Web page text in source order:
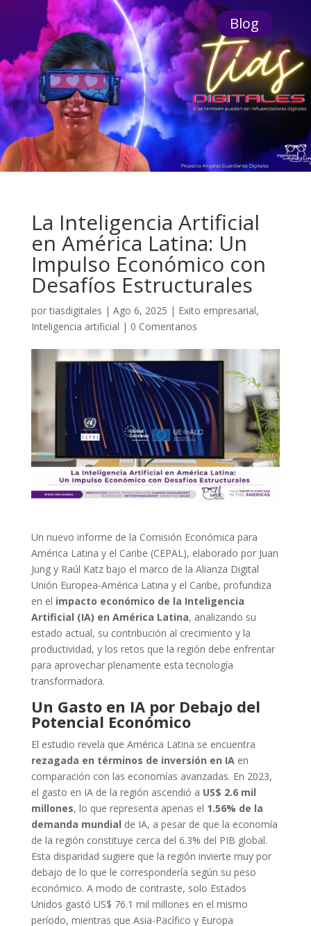
Blog
La Inteligencia Artificial
en América Latina: Un
Impulso Económico con
Desafíos Estructurales
portiasdigitales | Ago 6, 2025 | Exito empresarial,
Inteligencia artificial | 0 Comentarios
Un nuevo informe de la Comisión Económica para
América Latina y el Caribe (CEPAL), elaborado por Juan
Jung y Raúl Katz bajo el marco de la Alianza Digital
Unión Europea-América Latina y el Caribe, profundiza
en el impacto económico de la Inteligencia
Artificial (IA) en América Latina, analizando su
estado actual, su contribución al crecimiento y la
productividad, y los retos que la región debe enfrentar
para aprovechar plenamente esta tecnología
transformadora.
Un Gasto en IA por Debajo del
Potencial Económico
El estudio revela que América Latina se encuentra
rezagada en términos de inversión en IAen
comparación con las economías avanzadas. En 2023,
el gasto en IA de la región ascendió a US$ 2.6 mil
millones, lo que representa apenas el 1.56% de la
demanda mundial de IA, a pesar de que la economía
de la región constituye cerca del 6.3% del PIB global.
Esta disparidad sugiere que la región invierte muy por
debajo de lo que le correspondería según su peso
económico. A modo de contraste, solo Estados
Unidos gastó US$ 76.1 mil millones en el mismo
período, mientras que Asia-Pacífico y Europa